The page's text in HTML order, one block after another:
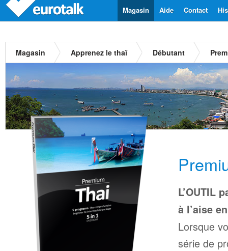
Contact
Aide
Magasin
Magasin Apprenez le thaï Débutant
L’OUTIL
à l’aise
Lorsque
série de